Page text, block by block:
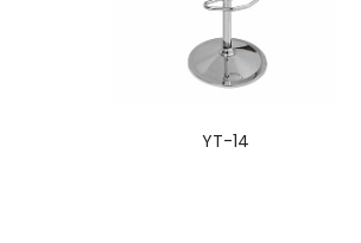
YT-14